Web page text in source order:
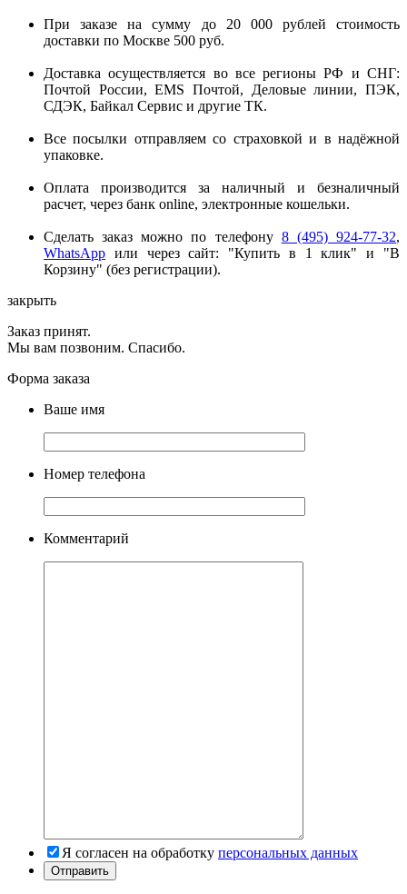
При заказе на сумму до 20 000 рублей стоимость
доставки по Москве 500 руб.
Доставка осуществляется во все регионы РФ и СНГ:
Почтой России, EMS Почтой, Деловые линии, ПЭК,
СДЭК, Байкал Сервис и другие ТК.
Все посылки отправляем со страховкой и в надёжной
упаковке.
Оплата производится за наличный и безналичный
расчет, через банк online, электронные кошельки.
Сделать заказ можно по телефону 8 (495) 924-77-32,
WhatsApp или через сайт: "Купить в 1 клик" и "В
Корзину" (без регистрации).
закрыть
Заказ принят.
Мы вам позвоним. Спасибо.
Форма заказа
Ваше имя
Номер телефона
Комментарий
Я согласен на обработку персональных данных